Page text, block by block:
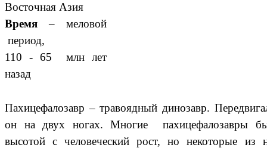
Восточная Азия
Время – меловой
период,
110 - 65 млн лет
назад
Пахицефалозавр – травоядный динозавр.
он на двух ногах. Многие пахицефалозавры
высотой с человеческий рост, но некоторые из